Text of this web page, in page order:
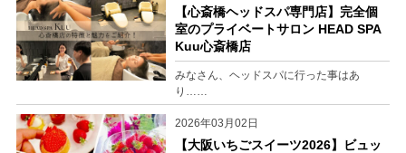
【心斎橋ヘッドスパ専門店】完全個
室のプライベートサロン HEAD SPA
Kuu心斎橋店
みなさん、ヘッドスパに行った事はあ
り……
2026年03月02日
【大阪いちごスイーツ2026】ビュッ